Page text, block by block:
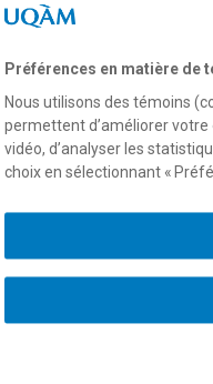
de garde
Préférences en matière de
Nous utilisons des témoins
permettent d’améliorer votre
vidéo, d’analyser les
choix en sélectionnant «